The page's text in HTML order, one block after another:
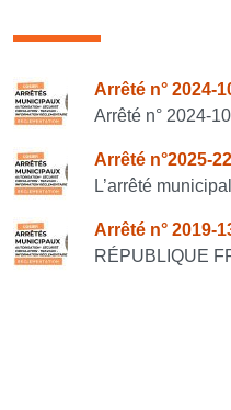
ConsulterArrêté n° 2024-
Arrêté n° 2024-
Arrêté n°2025-
L’arrêté
Arrêté n° 2019-
RÉPUBLIQUE